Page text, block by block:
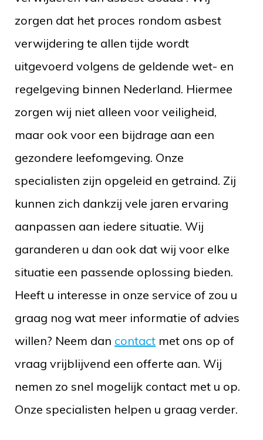
zorgen dat het proces rondom asbest
verwijdering te allen tijde wordt
uitgevoerd volgens de geldende wet- en
regelgeving binnen Nederland. Hiermee
zorgen wij niet alleen voor veiligheid,
maar ook voor een bijdrage aan een
gezondere leefomgeving. Onze
specialisten zijn opgeleid en getraind. Zij
kunnen zich dankzij vele jaren ervaring
aanpassen aan iedere situatie. Wij
garanderen u dan ook dat wij voor elke
situatie een passende oplossing bieden.
Heeft u interesse in onze service of zou u
graag nog wat meer informatie of advies
willen? Neem dan contact met ons op of
vraag vrijblijvend een offerte aan. Wij
nemen zo snel mogelijk contact met u op.
Onze specialisten helpen u graag verder.